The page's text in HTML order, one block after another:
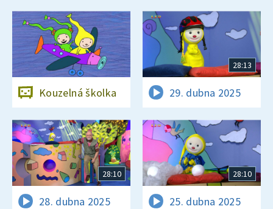
Kouzelná školka
28:13
29. dubna 2025
28:10
28. dubna 2025
28:10
25. dubna 2025